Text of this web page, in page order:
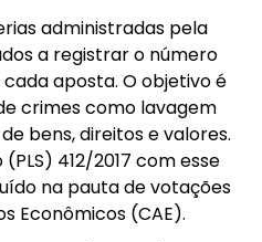
administradas pela
a registrar o número
aposta. O objetivo é
crimes como lavagem
bens, direitos e valores.
412/2017 com esse
na pauta de votações
Econômicos (CAE).